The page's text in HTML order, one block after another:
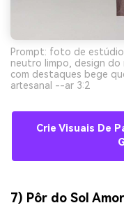
Prompt: foto de
neutro limpo, design
com destaques bege
artesanal --ar 3:2
Crie Visuais De
7) Pôr do Sol